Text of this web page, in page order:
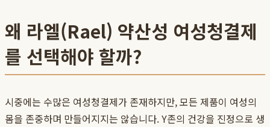
왜 라엘(Rael) 약산성 여성청결제
를 선택해야 할까?
시중에는 수많은 여성청결제가 존재하지만, 모든 제품이 여성의
몸을 존중하며 만들어지지는 않습니다. Y존의 건강을 진정으로 생